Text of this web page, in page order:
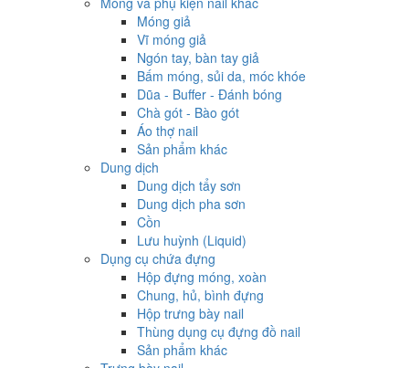
Móng giả
Vĩ móng giả
Ngón tay, bàn tay giả
Bấm móng, sủi da, móc khóe
Dũa - Buffer - Đánh bóng
Chà gót - Bào gót
Áo thợ nail
Sản phẩm khác
Dung dịch
Dung dịch tẩy sơn
Dung dịch pha sơn
Cồn
Lưu huỳnh (Liquid)
Dụng cụ chứa đựng
Hộp đựng móng, xoàn
Chung, hủ, bình đựng
Hộp trưng bày nail
Thùng dụng cụ đựng đồ nail
Sản phẩm khác